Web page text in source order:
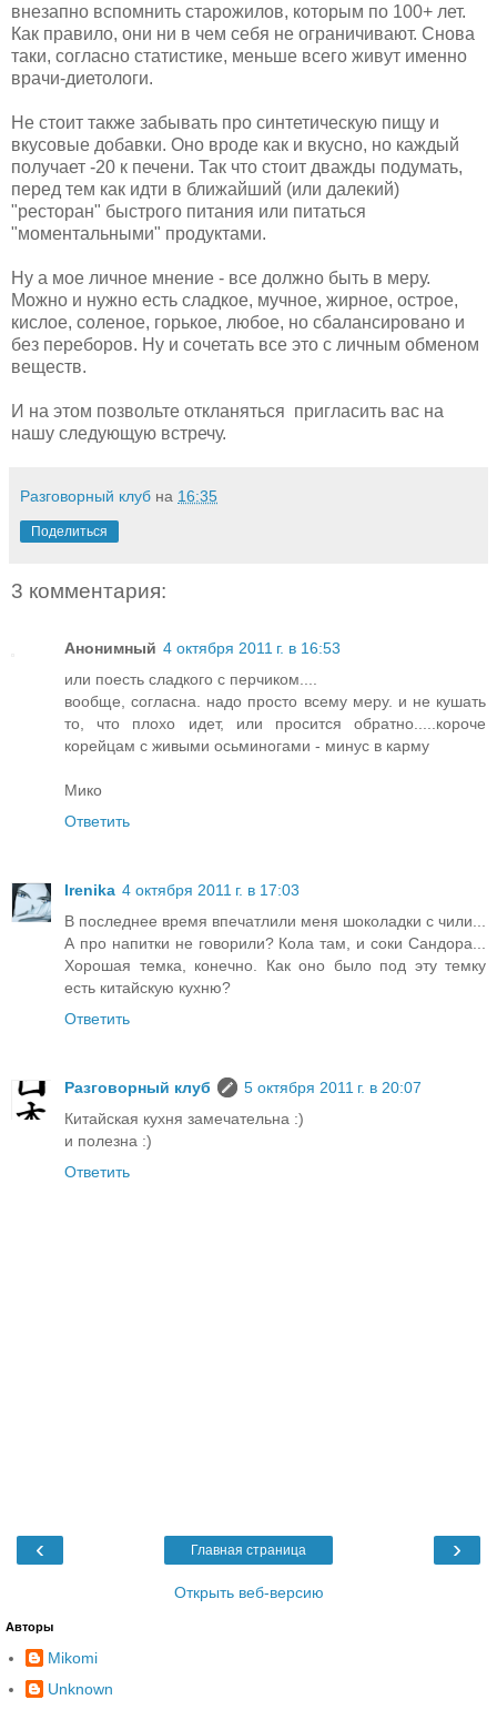
внезапно вспомнить старожилов, которым по 100+ лет.
Как правило, они ни в чем себя не ограничивают. Снова
таки, согласно статистике, меньше всего живут именно
врачи-диетологи.
Не стоит также забывать про синтетическую пищу и
вкусовые добавки. Оно вроде как и вкусно, но каждый
получает -20 к печени. Так что стоит дважды подумать,
перед тем как идти в ближайший (или далекий)
"ресторан" быстрого питания или питаться
"моментальными" продуктами.
Ну а мое личное мнение - все должно быть в меру.
Можно и нужно есть сладкое, мучное, жирное, острое,
кислое, соленое, горькое, любое, но сбалансировано и
без переборов. Ну и сочетать все это с личным обменом
веществ.
И на этом позвольте откланяться пригласить вас на
нашу следующую встречу.
Разговорный клуб на 16:35
Поделиться
3 комментария:
Анонимный 4 октября 2011 г. в 16:53
или поесть сладкого с перчиком....
вообще, согласна. надо просто всему меру. и не кушать
то, что плохо идет, или просится обратно.....короче
корейцам с живыми осьминогами - минус в карму
Мико
Ответить
Irenika 4 октября 2011 г. в 17:03
В последнее время впечатлили меня шоколадки с чили...
А про напитки не говорили? Кола там, и соки Сандора...
Хорошая темка, конечно. Как оно было под эту темку
есть китайскую кухню?
Ответить
Разговорный клуб
5 октября 2011 г. в 20:07
Китайская кухня замечательна :)
и полезна :)
Ответить
‹ ›
Главная страница
Открыть веб-версию
Авторы
Mikomi
Unknown